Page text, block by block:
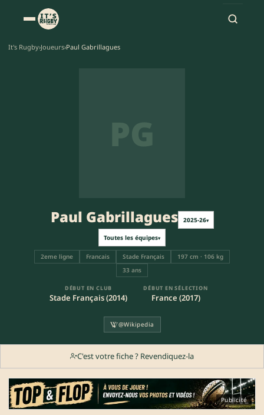
It's Rugby›Joueurs›Paul Gabrillagues
PG
Paul Gabrillagues 2025-26▾
Toutes les équipes▾
2eme ligne Francais Stade Français
197 cm · 106 kg
33 ans
DÉBUT EN CLUB
Stade Français (2014)
DÉBUT EN SÉLECTION
France (2017)
@Wikipedia
C'est votre fiche ? Revendiquez-la
Publicité